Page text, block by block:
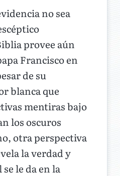
no sea
provee aún
Francisco en
de su
blanca que
mentiras bajo
los oscuros
otra perspectiva
la verdad y
le da en la